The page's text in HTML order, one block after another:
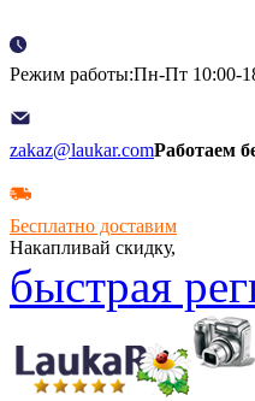
Режим работы:Пн-Пт 10:00-
zakaz@laukar.comРаботаем
Бесплатно доставим
Накапливай скидку,
быстрая